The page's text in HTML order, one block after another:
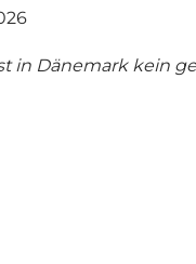
in Dänemark kein